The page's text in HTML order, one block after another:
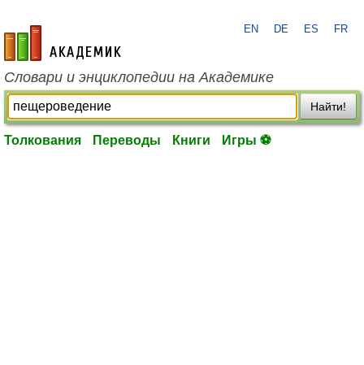
academic.ru
EN DE ES FR
Словари и энциклопедии на Академике
Найти!
Толкования Переводы Книги Игры ⚽